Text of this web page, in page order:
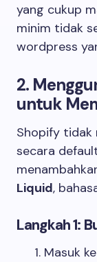
yang cukup
minim tidak
wordpress
2.
untuk
Shopify tidak
secara
Liquid,
Langkah 1:
Masuk ke